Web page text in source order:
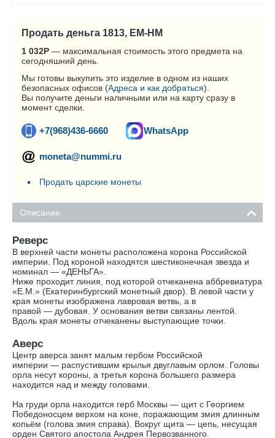
Продать деньга 1813, ЕМ-НМ
1 032Р — максимальная стоимость этого предмета на
сегодняшний день.
Мы готовы выкупить это изделие в одном из наших
безопасных офисов (Адреса и как добраться).
Вы получите деньги наличными или на карту сразу в
момент сделки.
+7(968)436-6660 WhatsApp
moneta@nummi.ru
Продать царские монеты
Описание
Реверс
В верхней части монеты расположена корона Российской
империи. Под короной находятся шестиконечная звезда и
номинал — «ДЕНЬГА».
Ниже проходит линия, под которой отчеканена аббревиатура
«Е.М.» (Екатеринбургский монетный двор). В левой части у
края монеты изображена лавровая ветвь, а в
правой — дубовая. У основания ветви связаны лентой.
Вдоль края монеты отчеканены выступающие точки.
Аверс
Центр аверса занят малым гербом Российской
империи — распустившим крылья двуглавым орлом. Головы
орла несут короны, а третья корона большего размера
находится над и между головами.
На груди орла находится герб Москвы — щит с Георгием
Победоносцем верхом на коне, поражающим змия длинным
копьём (голова змия справа). Вокруг щита — цепь, несущая
орден Святого апостола Андрея Первозванного.